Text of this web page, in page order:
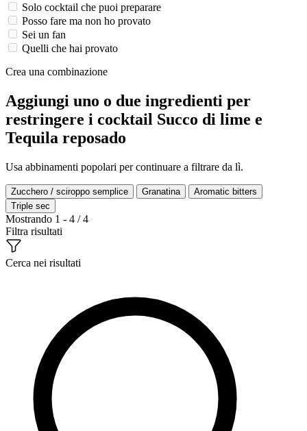
Solo cocktail che puoi preparare
Posso fare ma non ho provato
Sei un fan
Quelli che hai provato
Crea una combinazione
Aggiungi uno o due ingredienti per
restringere i cocktail Succo di lime e
Tequila reposado
Usa abbinamenti popolari per continuare a filtrare da lì.
Zucchero / sciroppo semplice Granatina
Aromatic bitters
Triple sec
Mostrando 1 - 4 / 4
Filtra risultati
Cerca nei risultati